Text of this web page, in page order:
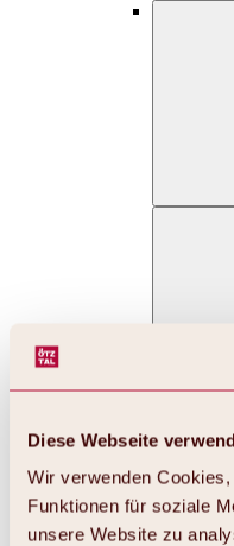
Diese Webseite
Wir verwenden
Funktionen für soziale
unsere Website zu